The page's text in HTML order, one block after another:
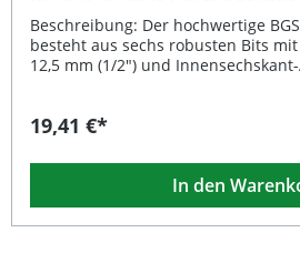
Beschreibung: Der hochwertige
besteht aus sechs robusten Bits
12,5 mm (1/2") und
was für eine besonders hohe
können die Bits sicher und
werden. Der Satz eignet sich ideal
Werkstätten ebenso wie für
teiliger Bit-Satz aus Chrom-
19,41 €*
In den